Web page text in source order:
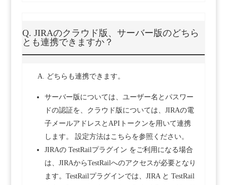
Q. JIRAのクラウド版、サーバー版のどちら
とも連携できますか？
A. どちらも連携できます。
サーバー版については、ユーザー名とパスワー
ドの認証を、クラウド版については、JIRAの電
子メールアドレスとAPIトークンを用いて連携
します。 設定方法はこちらを参照ください。
JIRAの TestRailプラグイン をご利用になる場合
は、JIRAからTestRailへのアクセスが必要となり
ます。TestRailプラグインでは、JIRA と TestRail